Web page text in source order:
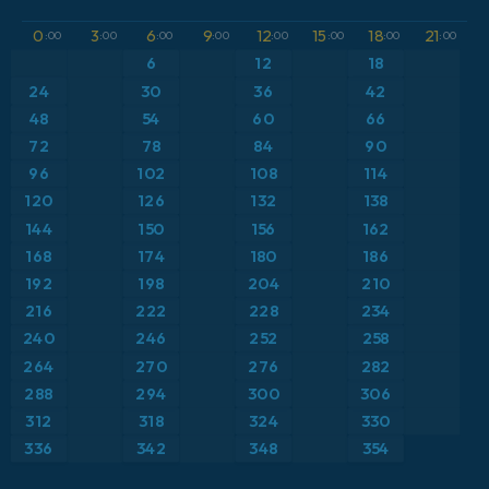
ICON Alemania 2 km
Caribe
Escandinavia
Estados Unidos
Europa
Francia
Grecia
Anomalía de temperatura a 2 m
Anomalía de temperatura a 850 hPa
Precipitación, nubes y presión
Presión
Temperatura a 2 m
Temperatura a 500 hPa
Temperatura a 850 hPa
0 :00 3:00 6:00 9:00 12:00 15 :00 18:00 21:00
6 12 18
24 30 36
42
48
54 60 66
72 78 84 90
96 102 108 114
120 126 132
138
144
150 156
162
168
174 180
186
192
198 204 210
216 222 228 234
240 246 252
258
264
270 276
282
288
294 300
306
312
318 324 330
336 342 348 354